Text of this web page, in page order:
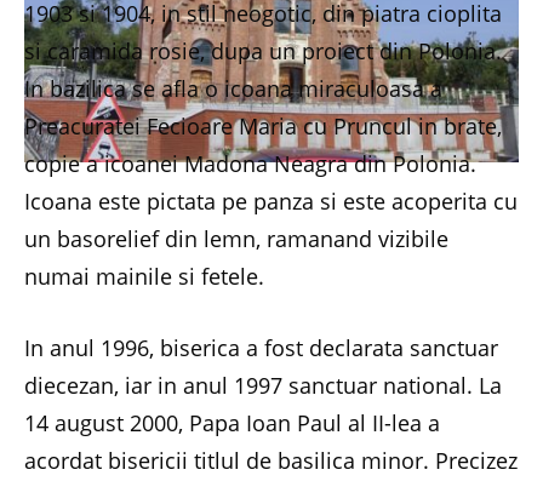
1903 si 1904, in stil neogotic, din piatra cioplita
si caramida rosie, dupa un proiect din Polonia.
In bazilica se afla o icoana miraculoasa a
Preacuratei Fecioare Maria cu Pruncul in brate,
copie a icoanei Madona Neagra din Polonia.
Icoana este pictata pe panza si este acoperita cu
un basorelief din lemn, ramanand vizibile
numai mainile si fetele.
In anul 1996, biserica a fost declarata sanctuar
diecezan, iar in anul 1997 sanctuar national. La
14 august 2000, Papa Ioan Paul al II-lea a
acordat bisericii titlul de basilica minor. Precizez